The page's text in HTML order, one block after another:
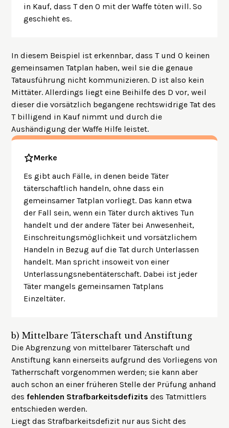
in Kauf, dass T den O mit der Waffe töten will. So
geschieht es.
In diesem Beispiel ist erkennbar, dass T und O keinen
gemeinsamen Tatplan haben, weil sie die genaue
Tatausführung nicht kommunizieren. D ist also kein
Mittäter. Allerdings liegt eine Beihilfe des D vor, weil
dieser die vorsätzlich begangene rechtswidrige Tat des
T billigend in Kauf nimmt und durch die
Aushändigung der Waffe Hilfe leistet.
Merke
Es gibt auch Fälle, in denen beide Täter
täterschaftlich handeln, ohne dass ein
gemeinsamer Tatplan vorliegt. Das kann etwa
der Fall sein, wenn ein Täter durch aktives Tun
handelt und der andere Täter bei Anwesenheit,
Einschreitungsmöglichkeit und vorsätzlichem
Handeln in Bezug auf die Tat durch Unterlassen
handelt. Man spricht insoweit von einer
Unterlassungsnebentäterschaft. Dabei ist jeder
Täter mangels gemeinsamen Tatplans
Einzeltäter.
b) Mittelbare Täterschaft und Anstiftung
Die Abgrenzung von mittelbarer Täterschaft und
Anstiftung kann einerseits aufgrund des Vorliegens von
Tatherrschaft vorgenommen werden; sie kann aber
auch schon an einer früheren Stelle der Prüfung anhand
desfehlenden Strafbarkeitsdefizits des Tatmittlers
entschieden werden.
Liegt das Strafbarkeitsdefizit nur aus Sicht des